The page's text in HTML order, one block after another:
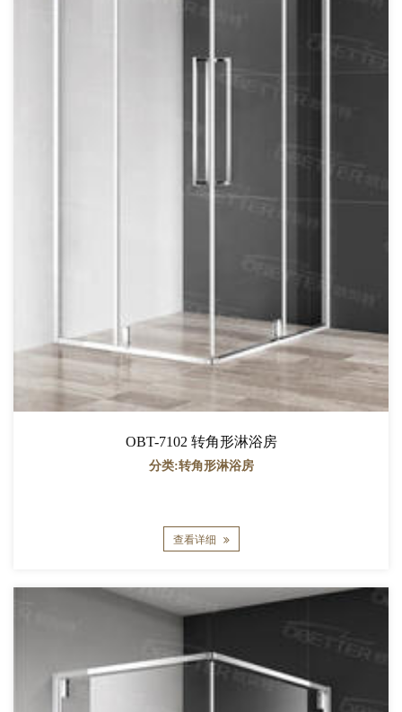
OBT-7102 转角形淋浴房
分类:转角形淋浴房
查看详细